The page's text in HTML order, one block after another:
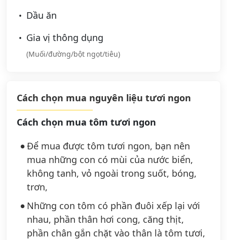
Dầu ăn
Gia vị thông dụng
(Muối/đường/bột ngọt/tiêu)
Cách chọn mua nguyên liệu tươi ngon
Cách chọn mua tôm tươi ngon
Để mua được tôm tươi ngon, bạn nên
mua những con có mùi của nước biển,
không tanh, vỏ ngoài trong suốt, bóng,
trơn,
Những con tôm có phần đuôi xếp lại với
nhau, phần thân hơi cong, căng thịt,
phần chân gắn chặt vào thân là tôm tươi,